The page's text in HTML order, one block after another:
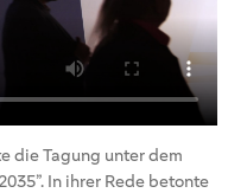
die Tagung unter dem
In ihrer Rede betonte